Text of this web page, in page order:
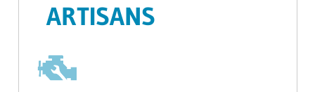
ARTISANS